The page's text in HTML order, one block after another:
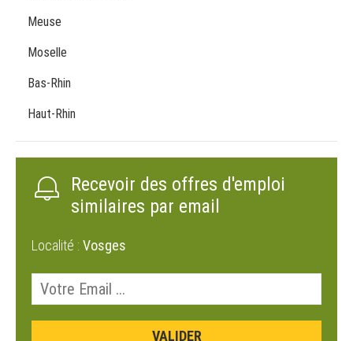
Meuse
Moselle
Bas-Rhin
Haut-Rhin
Recevoir des offres d'emploi
similaires par email
Localité : Vosges